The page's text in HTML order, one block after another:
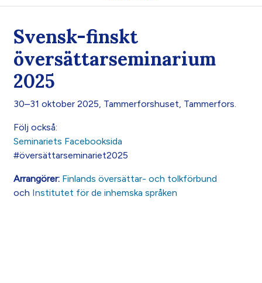
Svensk-finskt
översättarseminarium
2025
30–31 oktober 2025, Tammerforshuset, Tammerfors.
Följ också:
Seminariets Facebooksida
#översättarseminariet2025
Arrangörer: Finlands översättar- och tolkförbund
och Institutet för de inhemska språken